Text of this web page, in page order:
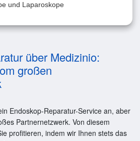
und Laparoskope
über Medizinio:
großen
Endoskop-Reparatur-Service an, aber
Partnernetzwerk. Von diesem
profitieren, indem wir Ihnen stets das